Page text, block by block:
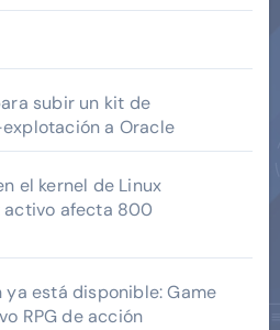
subir un kit de
a Oracle
el kernel de Linux
activo afecta 800
está disponible: Game
RPG de acción